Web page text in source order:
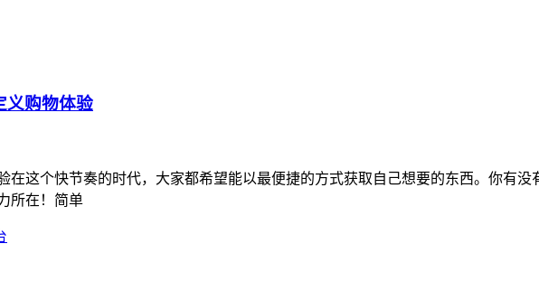
义购物体验
在这个快节奏的时代，大家都希望能以最便捷的方式获取自己想要的东西。你有
所在！简单